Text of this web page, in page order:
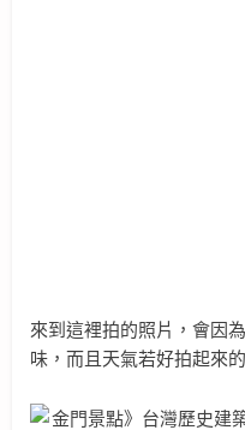
來到這裡拍的照片，會因
味，而且天氣若好拍起來